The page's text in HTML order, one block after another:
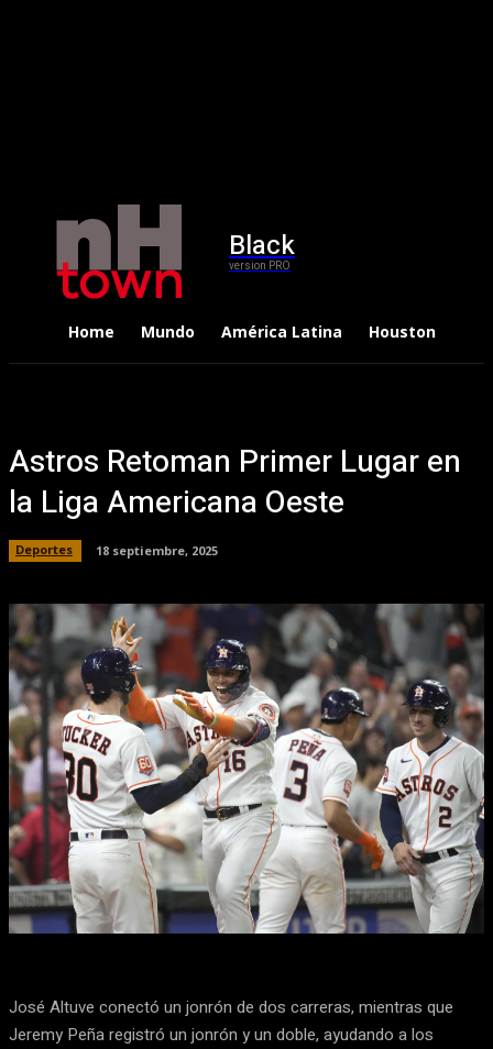
Black
version PRO
Home Mundo América Latina Houston
Astros Retoman Primer Lugar en
la Liga Americana Oeste
Deportes 18 septiembre, 2025
Facebook X Pinterest WhatsApp
José Altuve conectó un jonrón de dos carreras, mientras que
Jeremy Peña registró un jonrón y un doble, ayudando a los